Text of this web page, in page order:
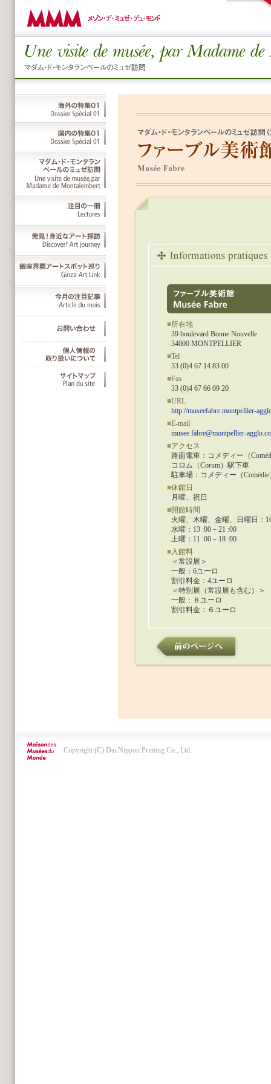
■所在地
39 boulevard Bonne Nouvelle
34000 MONTPELLIER
■Tel
33 (0)4 67 14 83 00
■Fax
33 (0)4 67 66 09 20
■URL
http://museefabre.montpellier-
■E-mail
musee.fabre@montpellier-
■アクセス
路面電車：コメディー（
コロム（Corum）駅下車
駐車場：コメディー（Comédie
■休館日
月曜、祝日
■開館時間
火曜、木曜、金曜、日曜日：
水曜：13 :00－21 :00
土曜：11 :00－18 :00
■入館料
＜常設展＞
一般：6ユーロ
割引料金：4ユーロ
＜特別展（常設展も含む）＞
一般：８ユーロ
割引料金：６ユーロ
Copyright (C) Dai Nippon Printing Co., Ltd.